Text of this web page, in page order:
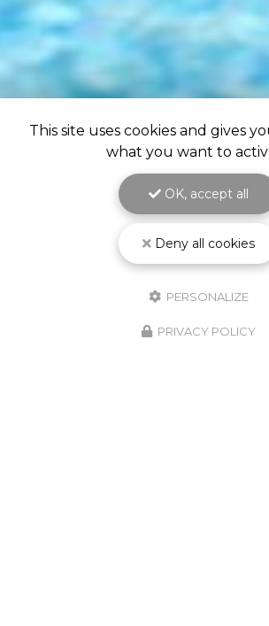
This site uses cookies and gives
what you want to
OK, accept all
Deny all cookies
PERSONALIZE
PRIVACY POLICY